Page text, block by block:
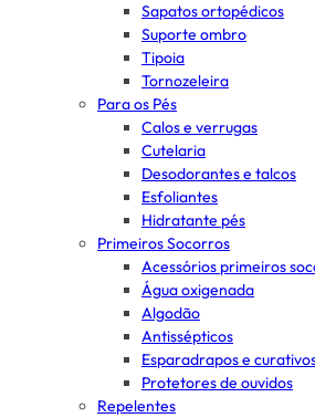
Sapatos ortopédicos
Suporte ombro
Tipoia
Tornozeleira
Para os Pés
Calos e verrugas
Cutelaria
Desodorantes e talcos
Esfoliantes
Hidratante pés
Primeiros Socorros
Acessórios primeiros
Água oxigenada
Algodão
Antissépticos
Esparadrapos e
Protetores de ouvidos
Repelentes